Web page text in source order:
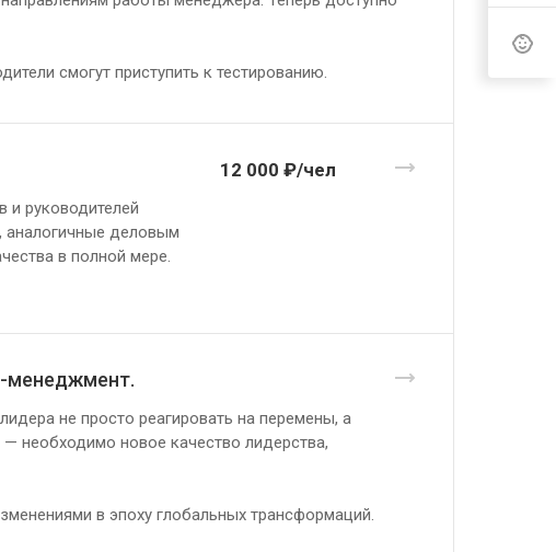
смогут приступить к тестированию.
и руководителей
аналогичные деловым
в полной мере.
12 000 ₽/чел
менеджмент.
не просто реагировать на перемены, а
необходимо новое качество лидерства,
в эпоху глобальных трансформаций.